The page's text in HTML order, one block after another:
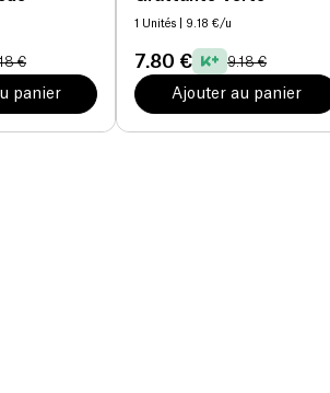
€
panier
1 Unités | 9.18 €/u
7.80 € 9.18 €
Ajouter au panier